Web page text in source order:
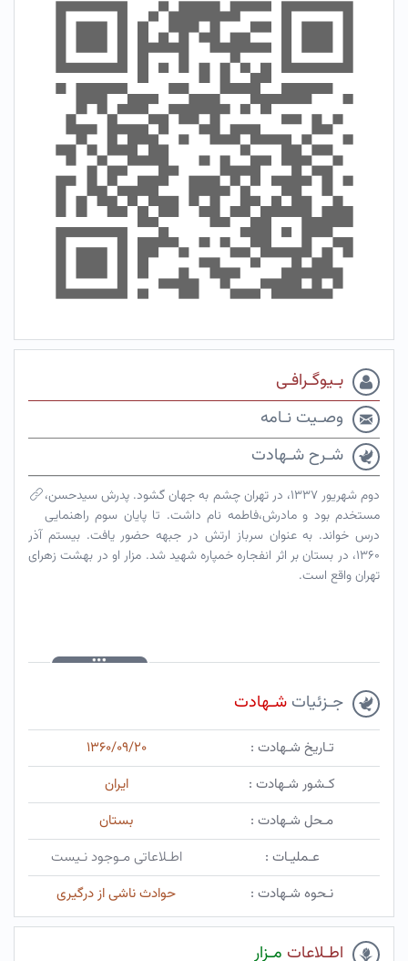
بـیوگـرافـی
وصـیت نـامه
شـرح شـهادت
دوم شهریور ۱۳۳۷، در تهران چشم به جهان گشود. پدرش سیدحسن،
مستخدم بود و مادرش،فاطمه نام داشت. تا پایان سوم راهنمایی
درس خواند. به عنوان سرباز ارتش در جبهه حضور یافت. بیستم آذر
۱۳۶۰، در بستان بر اثر انفجاره خمپاره شهید شد. مزار او در بهشت زهرای
تهران واقع است.
جـزئیات شـهادت
تـاریخ شـهادت :
۱۳۶۰/۰۹/۲۰
کـشور شـهادت :
ایران
مـحل شـهادت :
بستان
عـملیـات :
اطـلاعاتی مـوجود نـیست
نـحوه شـهادت :
حوادث ناشی از درگیری
اطـلاعات مـزار